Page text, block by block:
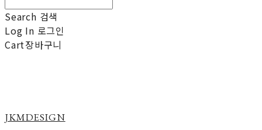
Search 검색
Log In 로그인
Cart장바구니
JKMDESIGN